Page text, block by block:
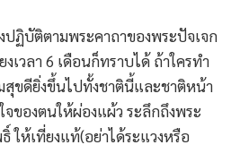
ฏิบัติตามพระคาถาของพระปัจเจก
เวลา 6 เดือนก็ทราบได้ ถ้าใครทำ
ขดียิ่งขึ้นไปทั้งชาตินี้และชาติหน้า
ของตนให้ผ่องแผ้ว ระลึกถึงพระ
ให้เที่ยงแท้(อย่าได้ระแวงหรือ